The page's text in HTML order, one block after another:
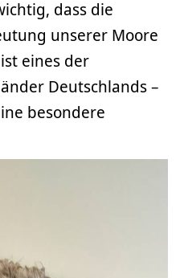
dass die
unserer Moore
eines der
Deutschlands –
besondere